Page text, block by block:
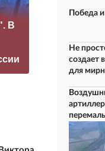
В
«Это конец
а
Юрмале
Победа
Не
создает
для